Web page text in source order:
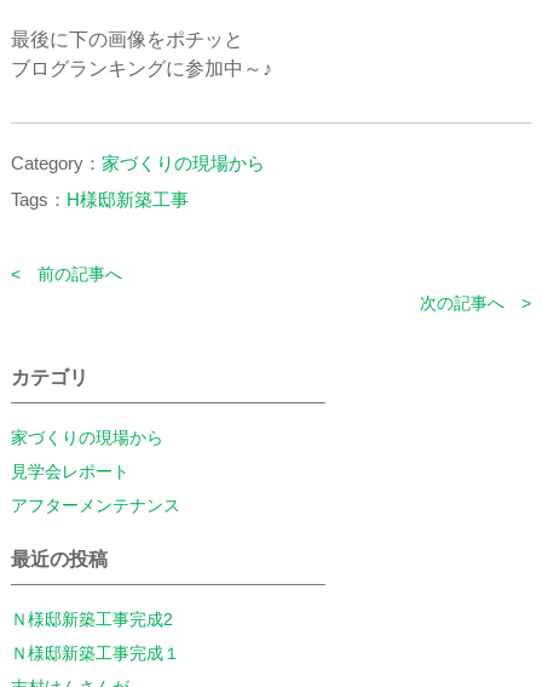
最後に下の画像をポチッと
ブログランキングに参加中～♪
Category： 家づくりの現場から
Tags： H様邸新築工事
< 前の記事へ
次の記事へ >
カテゴリ
家づくりの現場から
見学会レポート
アフターメンテナンス
最近の投稿
Ｎ様邸新築工事完成2
Ｎ様邸新築工事完成１